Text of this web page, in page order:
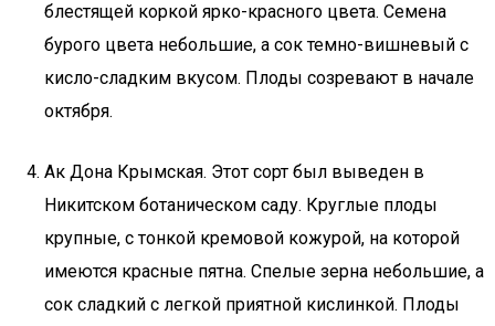
блестящей коркой ярко-красного цвета. Семена
бурого цвета небольшие, а сок темно-вишневый с
кисло-сладким вкусом. Плоды созревают в начале
октября.
Ак Дона Крымская. Этот сорт был выведен в
Никитском ботаническом саду. Круглые плоды
крупные, с тонкой кремовой кожурой, на которой
имеются красные пятна. Спелые зерна небольшие, а
сок сладкий с легкой приятной кислинкой. Плоды